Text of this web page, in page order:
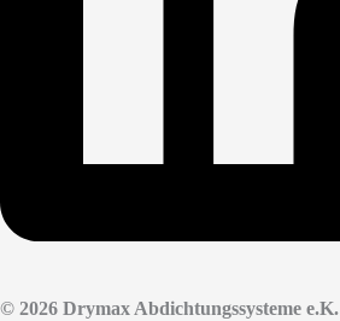
© 2026 Drymax Abdichtungssysteme e.K.